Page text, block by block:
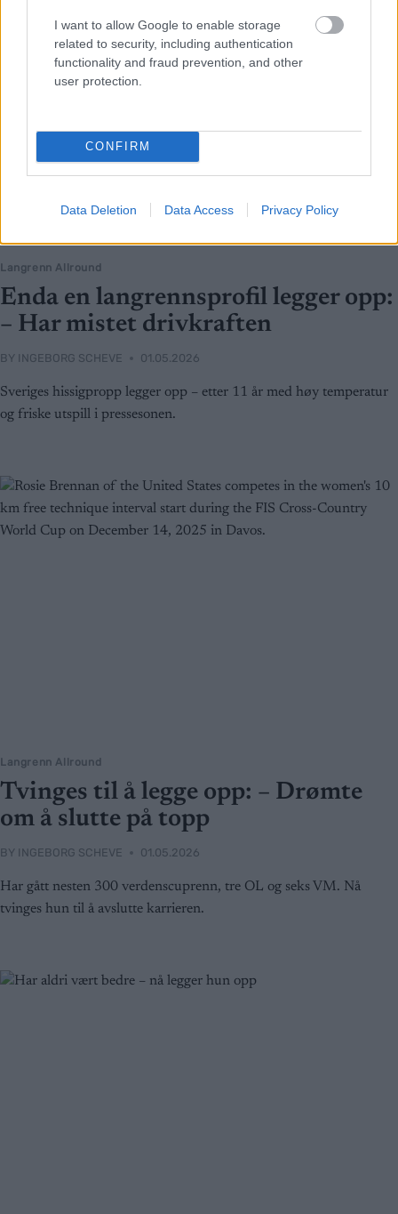
I want to allow Google to enable storage
related to security, including authentication
functionality and fraud prevention, and other
user protection.
CONFIRM
Data Deletion Data Access Privacy Policy
Langrenn Allround
Enda en langrennsprofil legger opp:
– Har mistet drivkraften
BY INGEBORG SCHEVE 01.05.2026
Sveriges hissigpropp legger opp – etter 11 år med høy temperatur
og friske utspill i pressesonen.
Langrenn Allround
Tvinges til å legge opp: – Drømte
om å slutte på topp
BY INGEBORG SCHEVE 01.05.2026
Har gått nesten 300 verdenscuprenn, tre OL og seks VM. Nå
tvinges hun til å avslutte karrieren.